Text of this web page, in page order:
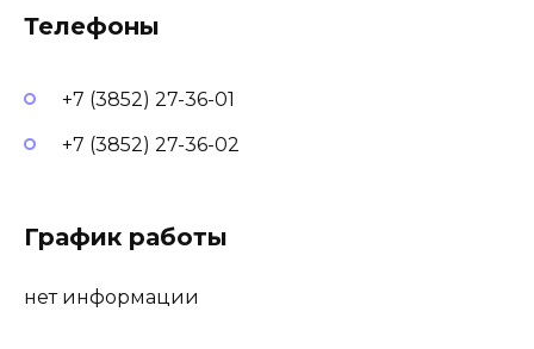
Телефоны
+7 (3852) 27-36-01
+7 (3852) 27-36-02
График работы
нет информации